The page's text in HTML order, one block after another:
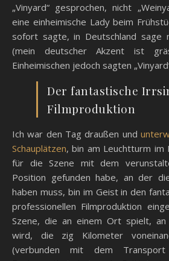
„Vinyard“ gesprochen, nicht
eine einheimische Lady beim
sofort sagte, in Deutschland sage
(mein deutscher Akzent ist
Einheimischen jedoch sagten
Der fantastische
Filmproduktion
Ich war den Tag draußen und
Schauplätzen, bin am Leuchtturm
für die Szene mit dem
Position gefunden habe, an der
haben muss, bin im Geist in den
professionellen Filmproduktion
Szene, die an einem Ort spielt,
wird, die zig Kilometer
(verbunden mit dem